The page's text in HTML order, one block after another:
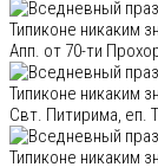
Апп. от 70-ти
Свт. Питирима, еп.